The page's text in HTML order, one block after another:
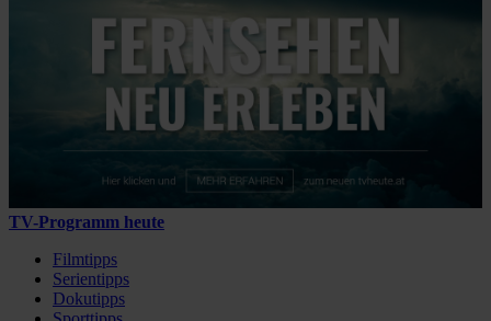
TV-Programm heute
Filmtipps
Serientipps
Dokutipps